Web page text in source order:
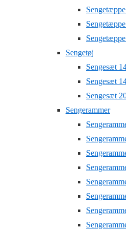
Sengetøj
Sengesæt
Sengesæt
Sengesæt
Sengerammer